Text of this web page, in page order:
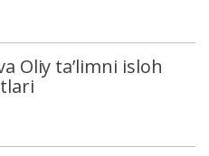
Oliy taʼlimni isloh